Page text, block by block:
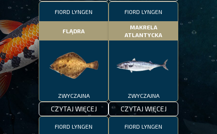
FIORD LYNGEN
FLĄDRA
ZWYCZAJNA
CZYTAJ WIĘCEJ
FIORD LYNGEN
MAKRELA
ATLANTYCKA
ZWYCZAJNA
CZYTAJ WIĘCEJ
FIORD LYNGEN FIORD LYNGEN